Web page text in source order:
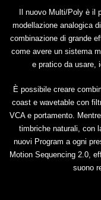
Il nuovo Multi/Poly è il
modellazione analogica
combinazione di grande
come avere un sistema
e pratico da usare,
È possibile creare
coast e wavetable con
VCA e portamento.
timbriche naturali, con
nuovi Program a ogni
Motion Sequencing 2.0,
suono